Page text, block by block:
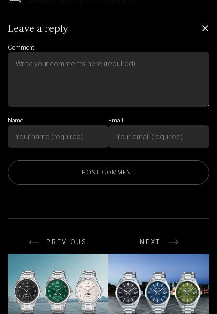
Leave a reply
Comment
Name Email
PREVIOUS NEXT